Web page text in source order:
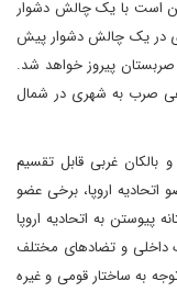
است با یک چالش دشوار
در یک چالش دشوار پیش
صربستان پیروز خواهد شد.
از حمله گروهی صرب به شهری در شمال
بالکان غربی قابل تقسیم
اروپا، برخی عضو
پیوستن به اتحادیه اروپا
داخلی و تضادهای مختلف
به ساختار قومی و غیره